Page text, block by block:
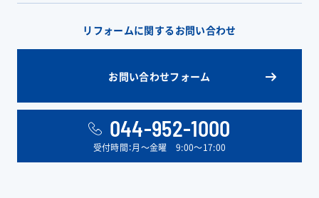
リフォームに関するお問い合わせ
お問い合わせフォーム
044-952-1000
受付時間：月〜金曜 9:00〜17:00